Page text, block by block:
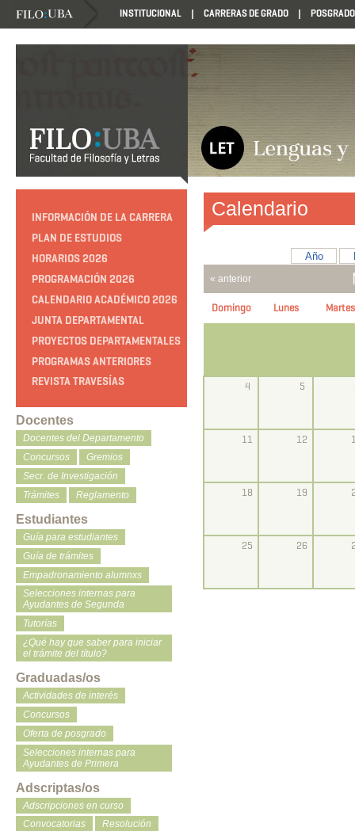
INSTITUCIONAL CARRERAS DE GRADO POSGRADO
INFORMACIÓN DE LA CARRERA
PLAN DE ESTUDIOS
HORARIOS 2026
PROGRAMACIÓN 2026
CALENDARIO ACADÉMICO 2026
JUNTA DEPARTAMENTAL
PROYECTOS DEPARTAMENTALES
PROGRAMAS ANTERIORES
REVISTA TRAVESÍAS
Docentes
Docentes del Departamento
Concursos
Gremios
Secr. de Investigación
Trámites
Reglamento
Estudiantes
Guía para estudiantes
Guía de trámites
Empadronamiento alumnxs
Selecciones internas para
Ayudantes de Segunda
Tutorías
¿Qué hay que saber para iniciar
el trámite del título?
Graduadas/os
Actividades de interés
Concursos
Oferta de posgrado
Selecciones internas para
Ayudantes de Primera
Adscriptas/os
Adscripciones en curso
Convocatorias
Resolución
Calendario
Año
« anterior
Domingo Lunes Martes
4 5
11 12
18 19
25 26